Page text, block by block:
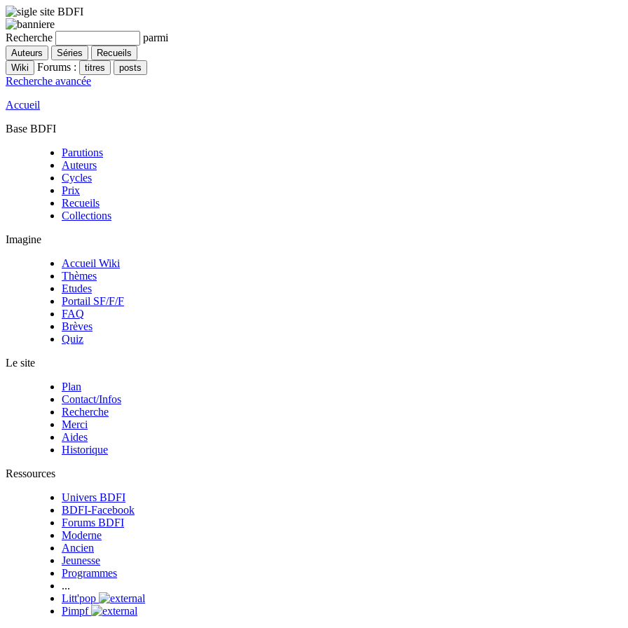
Recherche parmi
Forums :
Recherche avancée
Accueil
Base BDFI
Parutions
Auteurs
Cycles
Prix
Recueils
Collections
Imagine
Accueil Wiki
Thèmes
Etudes
Portail SF/F/F
FAQ
Brèves
Quiz
Le site
Plan
Contact/Infos
Recherche
Merci
Aides
Historique
Ressources
Univers BDFI
BDFI-Facebook
Forums BDFI
Moderne
Ancien
Jeunesse
Programmes
...
Litt'pop
Pimpf